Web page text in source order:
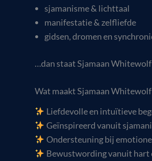
sjamanisme & lichttaal
manifestatie & zelfliefde
gidsen, dromen en
…dan staat Sjamaan Whitewolf
Wat maakt Sjamaan
Liefdevolle en intuïtieve
Geïnspireerd vanuit
Ondersteuning bij
Bewustwording vanuit hart